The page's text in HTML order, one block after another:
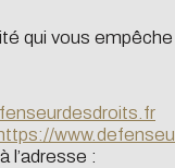
qui vous
l’adresse :